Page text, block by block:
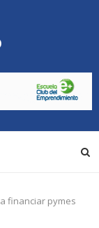
financiar pymes